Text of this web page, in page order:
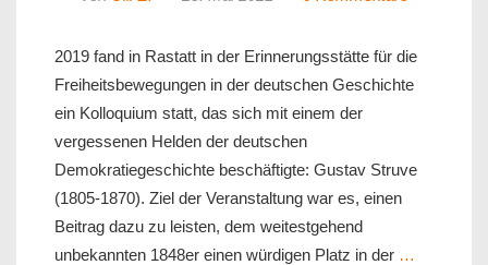
2019 fand in Rastatt in der Erinnerungsstätte für die
Freiheitsbewegungen in der deutschen Geschichte
ein Kolloquium statt, das sich mit einem der
vergessenen Helden der deutschen
Demokratiegeschichte beschäftigte: Gustav Struve
(1805-1870). Ziel der Veranstaltung war es, einen
Beitrag dazu zu leisten, dem weitestgehend
unbekannten 1848er einen würdigen Platz in der …